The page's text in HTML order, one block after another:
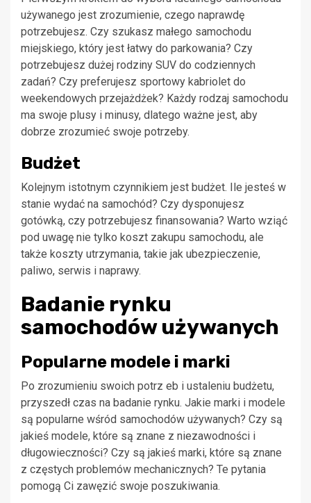
używanego jest zrozumienie, czego naprawdę
potrzebujesz. Czy szukasz małego samochodu
miejskiego, który jest łatwy do parkowania? Czy
potrzebujesz dużej rodziny SUV do codziennych
zadań? Czy preferujesz sportowy kabriolet do
weekendowych przejażdżek? Każdy rodzaj samochodu
ma swoje plusy i minusy, dlatego ważne jest, aby
dobrze zrozumieć swoje potrzeby.
Budżet
Kolejnym istotnym czynnikiem jest budżet. Ile jesteś w
stanie wydać na samochód? Czy dysponujesz
gotówką, czy potrzebujesz finansowania? Warto wziąć
pod uwagę nie tylko koszt zakupu samochodu, ale
także koszty utrzymania, takie jak ubezpieczenie,
paliwo, serwis i naprawy.
Badanie rynku
samochodów używanych
Popularne modele i marki
Po zrozumieniu swoich potrz eb i ustaleniu budżetu,
przyszedł czas na badanie rynku. Jakie marki i modele
są popularne wśród samochodów używanych? Czy są
jakieś modele, które są znane z niezawodności i
długowieczności? Czy są jakieś marki, które są znane
z częstych problemów mechanicznych? Te pytania
pomogą Ci zawęzić swoje poszukiwania.